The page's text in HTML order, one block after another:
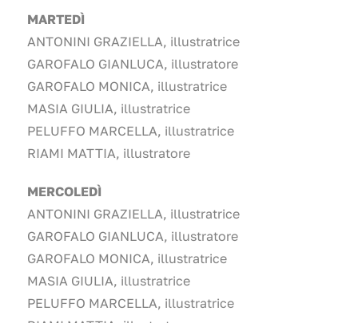
MARTEDÌ
ANTONINI GRAZIELLA, illustratrice
GAROFALO GIANLUCA, illustratore
GAROFALO MONICA, illustratrice
MASIA GIULIA, illustratrice
PELUFFO MARCELLA, illustratrice
RIAMI MATTIA, illustratore
MERCOLEDÌ
ANTONINI GRAZIELLA, illustratrice
GAROFALO GIANLUCA, illustratore
GAROFALO MONICA, illustratrice
MASIA GIULIA, illustratrice
PELUFFO MARCELLA, illustratrice